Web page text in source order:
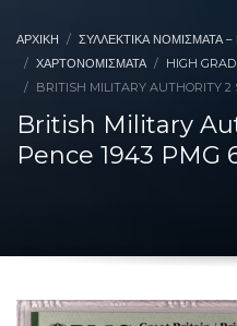
ΑΡΧΙΚΉ
ΣΥΛΛΕΚΤΙΚΆ ΝΟΜΊΣΜΑΤΑ
ΧΑΡΤΟΝΟΜΙΣΜΑΤΑ
HIGH
BRITISH MILITARY AUTHORITY 2
British Military
Pence 1943 PMG